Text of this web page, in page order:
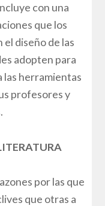
con una
que los
diseño de las
adopten para
las herramientas
profesores y
por las que
que otras a